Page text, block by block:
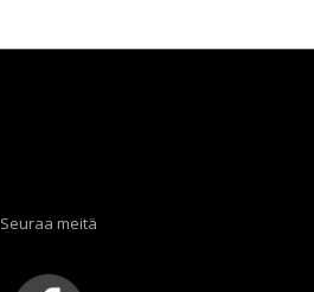
Seuraa meitä